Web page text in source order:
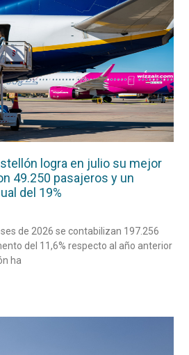
logra en julio su mejor
49.250 pasajeros y un
del 19%
de 2026 se contabilizan 197.256
del 11,6% respecto al año anterior
ha